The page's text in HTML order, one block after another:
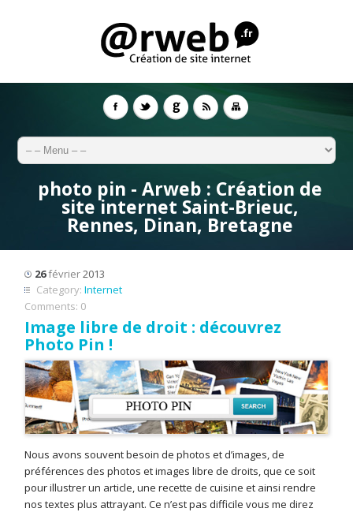
photo pin - Arweb : Création de
site internet Saint-Brieuc,
Rennes, Dinan, Bretagne
26février2013
Category: Internet
Comments: 0
Image libre de droit : découvrez
Photo Pin !
Nous avons souvent besoin de photos et d’images, de
préférences des photos et images libre de droits, que ce soit
pour illustrer un article, une recette de cuisine et ainsi rendre
nos textes plus attrayant. Ce n’est pas difficile vous me direz